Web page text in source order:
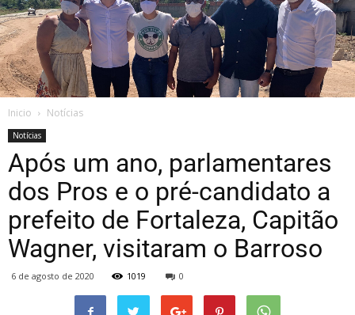
Inicio Notícias
Notícias
Após um ano, parlamentares
dos Pros e o pré-candidato a
prefeito de Fortaleza, Capitão
Wagner, visitaram o Barroso
6 de agosto de 2020 1019 0